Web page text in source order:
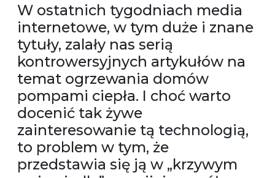
W ostatnich tygodniach media
internetowe, w tym duże i znane
tytuły, zalały nas serią
kontrowersyjnych artykułów na
temat ogrzewania domów
pompami ciepła. I choć warto
docenić tak żywe
zainteresowanie tą technologią,
to problem w tym, że
przedstawia się ją w „krzywym